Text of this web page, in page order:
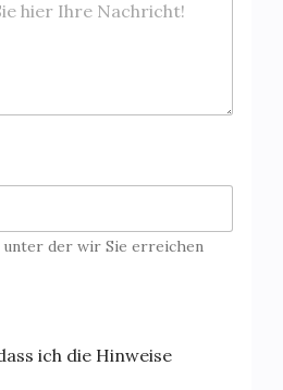
der wir Sie erreichen
ich die Hinweise